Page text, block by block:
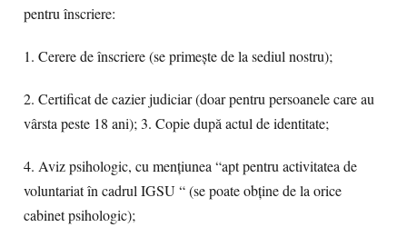
pentru înscriere:
1. Cerere de înscriere (se primeşte de la sediul nostru);
2. Certificat de cazier judiciar (doar pentru persoanele care au
vârsta peste 18 ani); 3. Copie după actul de identitate;
4. Aviz psihologic, cu menţiunea “apt pentru activitatea de
voluntariat în cadrul IGSU “ (se poate obţine de la orice
cabinet psihologic);